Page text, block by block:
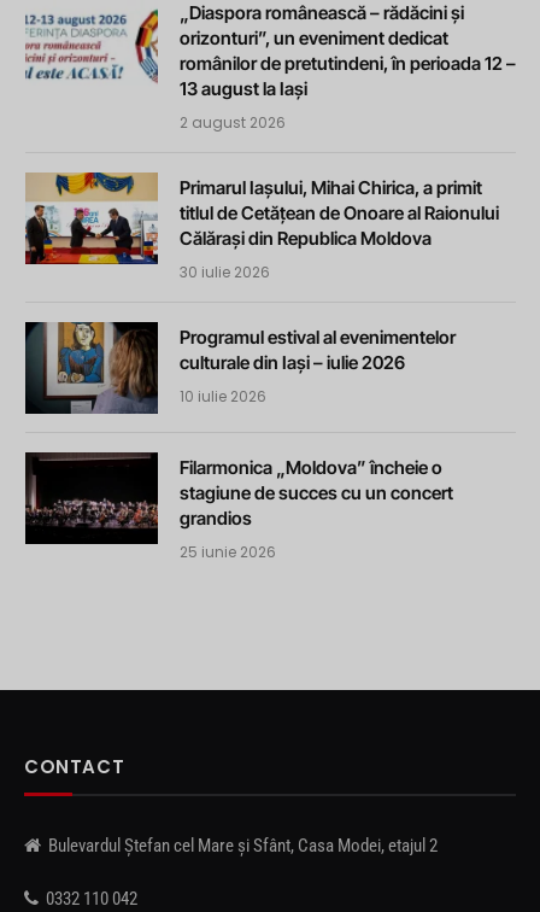
„Diaspora românească – rădăcini și
orizonturi”, un eveniment dedicat
românilor de pretutindeni, în perioada 12 –
13 august la Iași
2 august 2026
Primarul Iașului, Mihai Chirica, a primit
titlul de Cetățean de Onoare al Raionului
Călărași din Republica Moldova
30 iulie 2026
Programul estival al evenimentelor
culturale din Iași – iulie 2026
10 iulie 2026
Filarmonica „Moldova” încheie o
stagiune de succes cu un concert
grandios
25 iunie 2026
CONTACT
Bulevardul Ștefan cel Mare și Sfânt, Casa Modei, etajul 2
0332 110 042